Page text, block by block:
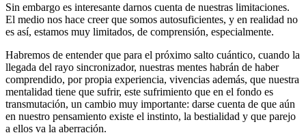
Sin embargo es interesante darnos cuenta de nuestras limitaciones.
El medio nos hace creer que somos autosuficientes, y en realidad no
es así, estamos muy limitados, de comprensión, especialmente.
Habremos de entender que para el próximo salto cuántico, cuando la
llegada del rayo sincronizador, nuestras mentes habrán de haber
comprendido, por propia experiencia, vivencias además, que nuestra
mentalidad tiene que sufrir, este sufrimiento que en el fondo es
transmutación, un cambio muy importante: darse cuenta de que aún
en nuestro pensamiento existe el instinto, la bestialidad y que parejo
a ellos va la aberración.